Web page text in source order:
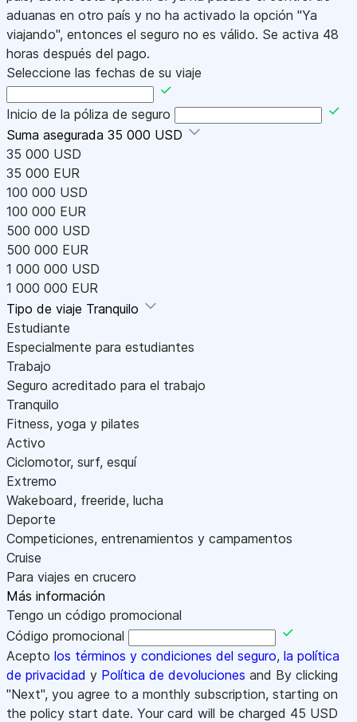
aduanas en otro país y no ha activado la opción "Ya
viajando", entonces el seguro no es válido. Se activa 48
horas después del pago.
Seleccione las fechas de su viaje
Inicio de la póliza de seguro
Suma asegurada 35 000 USD
35 000 USD
35 000 EUR
100 000 USD
100 000 EUR
500 000 USD
500 000 EUR
1 000 000 USD
1 000 000 EUR
Tipo de viaje Tranquilo
Estudiante
Especialmente para estudiantes
Trabajo
Seguro acreditado para el trabajo
Tranquilo
Fitness, yoga y pilates
Activo
Ciclomotor, surf, esquí
Extremo
Wakeboard, freeride, lucha
Deporte
Competiciones, entrenamientos y campamentos
Cruise
Para viajes en crucero
Más información
Tengo un código promocional
Código promocional
Acepto los términos y condiciones del seguro, la política
de privacidad y Política de devoluciones and By clicking
"Next", you agree to a monthly subscription, starting on
the policy start date. Your card will be charged 45 USD